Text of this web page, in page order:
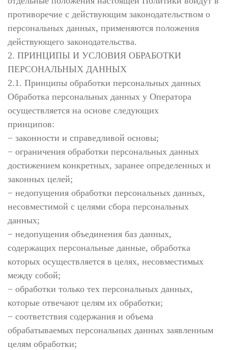
противоречие с действующим законодательством о
персональных данных, применяются положения
действующего законодательства.
2. ПРИНЦИПЫ И УСЛОВИЯ ОБРАБОТКИ
ПЕРСОНАЛЬНЫХ ДАННЫХ
2.1. Принципы обработки персональных данных
Обработка персональных данных у Оператора
осуществляется на основе следующих
принципов:
− законности и справедливой основы;
− ограничения обработки персональных данных
достижением конкретных, заранее определенных и
законных целей;
− недопущения обработки персональных данных,
несовместимой с целями сбора персональных
данных;
− недопущения объединения баз данных,
содержащих персональные данные, обработка
которых осуществляется в целях, несовместимых
между собой;
− обработки только тех персональных данных,
которые отвечают целям их обработки;
− соответствия содержания и объема
обрабатываемых персональных данных заявленным
целям обработки;